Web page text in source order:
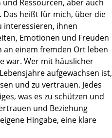
Ressourcen, aber auch
Das heißt für mich, über die
interessieren, ihnen
Emotionen und Freuden
an einem fremden Ort leben
war. Wer mit häuslicher
aufgewachsen ist,
und zu vertrauen. Jedes
was es zu schützen und
und Beziehung
Hingabe, eine klare